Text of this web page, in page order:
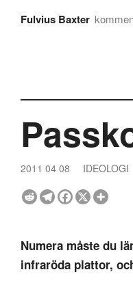
Fulvius Baxter
2011 04 08 IDEOLOGI
Numera måste du
infraröda plattor,